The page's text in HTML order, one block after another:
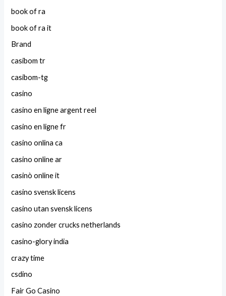
book of ra
book of ra it
Brand
casibom tr
casibom-tg
casino
casino en ligne argent reel
casino en ligne fr
casino onlina ca
casino online ar
casinò online it
casino svensk licens
casino utan svensk licens
casino zonder crucks netherlands
casino-glory india
crazy time
csdino
Fair Go Casino